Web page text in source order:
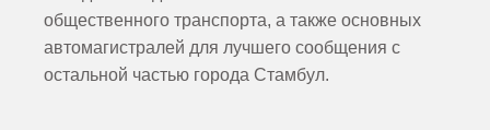
общественного транспорта, а также основных
автомагистралей для лучшего сообщения с
остальной частью города Стамбул.